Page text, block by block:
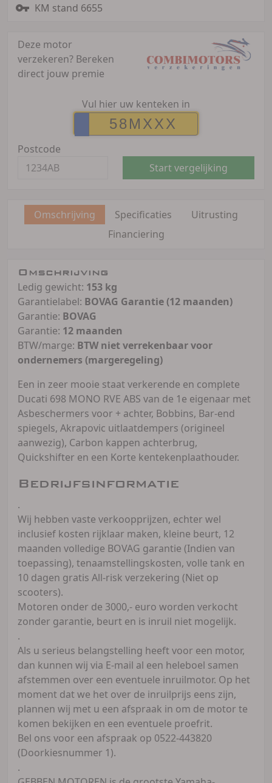
KM stand 6655
Deze motor
verzekeren? Bereken
direct jouw premie
Vul hier uw kenteken in
Postcode
Start vergelijking
Omschrijving Specificaties
Uitrusting
Financiering
Omschrijving
Ledig gewicht: 153 kg
Garantielabel: BOVAG Garantie (12 maanden)
Garantie: BOVAG
Garantie: 12 maanden
BTW/marge: BTW niet verrekenbaar voor
ondernemers (margeregeling)
Een in zeer mooie staat verkerende en complete
Ducati 698 MONO RVE ABS van de 1e eigenaar met
Asbeschermers voor + achter, Bobbins, Bar-end
spiegels, Akrapovic uitlaatdempers (origineel
aanwezig), Carbon kappen achterbrug,
Quickshifter en een Korte kentekenplaathouder.
Bedrijfsinformatie
.
Wij hebben vaste verkoopprijzen, echter wel
inclusief kosten rijklaar maken, kleine beurt, 12
maanden volledige BOVAG garantie (Indien van
toepassing), tenaamstellingskosten, volle tank en
10 dagen gratis All-risk verzekering (Niet op
scooters).
Motoren onder de 3000,- euro worden verkocht
zonder garantie, beurt en is inruil niet mogelijk.
.
Als u serieus belangstelling heeft voor een motor,
dan kunnen wij via E-mail al een heleboel samen
afstemmen over een eventuele inruilmotor. Op het
moment dat we het over de inruilprijs eens zijn,
plannen wij met u een afspraak in om de motor te
komen bekijken en een eventuele proefrit.
Bel ons voor een afspraak op 0522-443820
(Doorkiesnummer 1).
.